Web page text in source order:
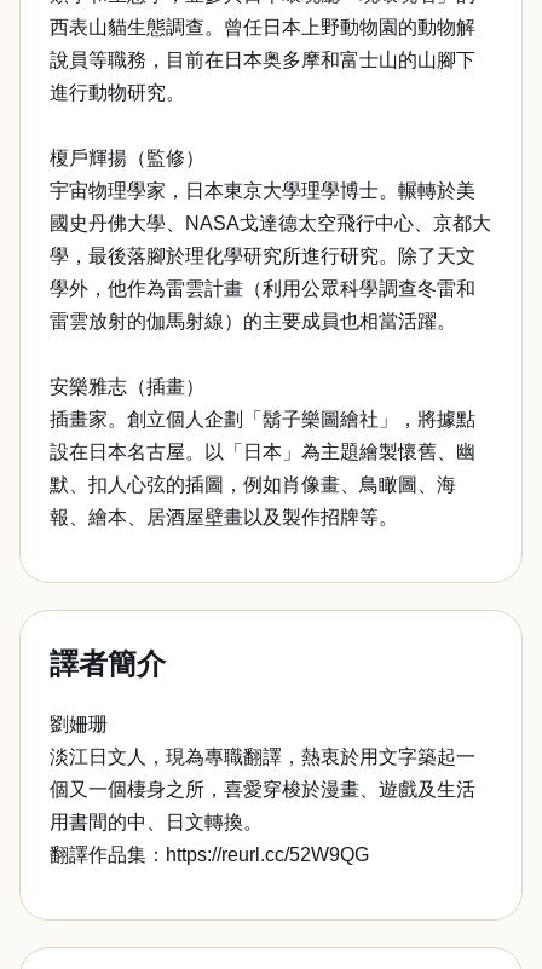
西表山貓生態調查。曾任日本上野動物園的動物解
說員等職務，目前在日本奥多摩和富士山的山腳下
進行動物研究。
榎戶輝揚（監修）
宇宙物理學家，日本東京大學理學博士。輾轉於美
國史丹佛大學、NASA戈達德太空飛行中心、京都大
學，最後落腳於理化學研究所進行研究。除了天文
學外，他作為雷雲計畫（利用公眾科學調查冬雷和
雷雲放射的伽馬射線）的主要成員也相當活躍。
安樂雅志（插畫）
插畫家。創立個人企劃「鬍子樂圖繪社」，將據點
設在日本名古屋。以「日本」為主題繪製懷舊、幽
默、扣人心弦的插圖，例如肖像畫、鳥瞰圖、海
報、繪本、居酒屋壁畫以及製作招牌等。
譯者簡介
劉姍珊
淡江日文人，現為專職翻譯，熱衷於用文字築起一
個又一個棲身之所，喜愛穿梭於漫畫、遊戲及生活
用書間的中、日文轉換。
翻譯作品集：https://reurl.cc/52W9QG